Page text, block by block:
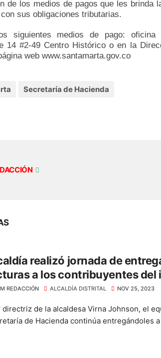
de los medios de pagos que les brinda
sus obligaciones tributarias.
siguientes medios de pago: oficina
14 #2-49 Centro Histórico o en la
web www.santamarta.gov.co
Secretaría de Hacienda
realizó jornada de
a los contribuyentes del
en Santa Marta
REDACCIÓN ALCALDÍA DISTRITAL NOV 25, 2023
directriz de la alcaldesa Virna Johnson, el
de Hacienda continúa entregándoles